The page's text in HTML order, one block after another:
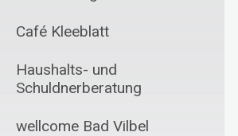
Café Kleeblatt
Haushalts- und
Schuldnerberatung
wellcome Bad Vilbel